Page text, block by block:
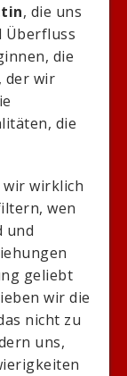
, die uns
Überfluss
die
der wir
die
wirklich
wen
und
geliebt
wir die
nicht zu
uns,